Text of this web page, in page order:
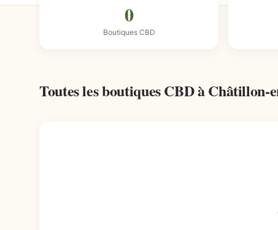
0
Boutiques CBD
Toutes les boutiques CBD à Châtillon-